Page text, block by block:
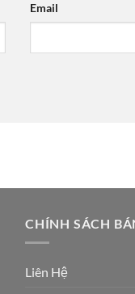
Email
CHÍNH SÁCH
Liên Hệ